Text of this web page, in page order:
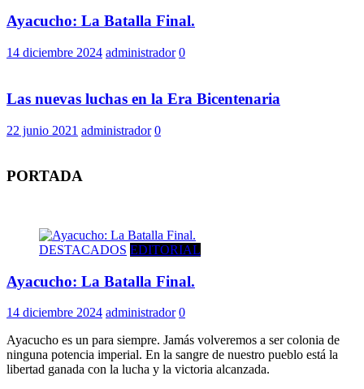
Ayacucho: La Batalla Final.
14 diciembre 2024 administrador 0
Las nuevas luchas en la Era Bicentenaria
22 junio 2021 administrador 0
PORTADA
DESTACADOS EDITORIAL
Ayacucho: La Batalla Final.
14 diciembre 2024 administrador 0
Ayacucho es un para siempre. Jamás volveremos a ser colonia de
ninguna potencia imperial. En la sangre de nuestro pueblo está la
libertad ganada con la lucha y la victoria alcanzada.